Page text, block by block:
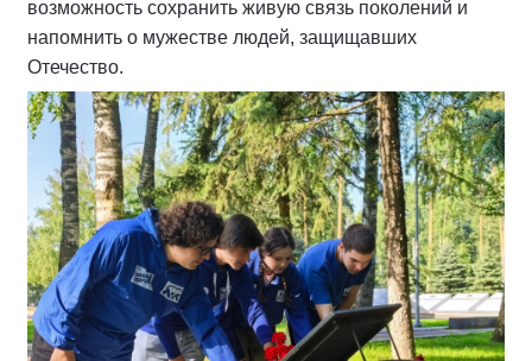
возможность сохранить живую связь поколений и
напомнить о мужестве людей, защищавших
Отечество.